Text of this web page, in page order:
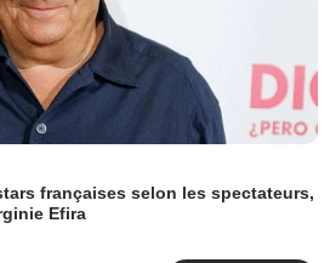
françaises selon les spectateurs,
Efira